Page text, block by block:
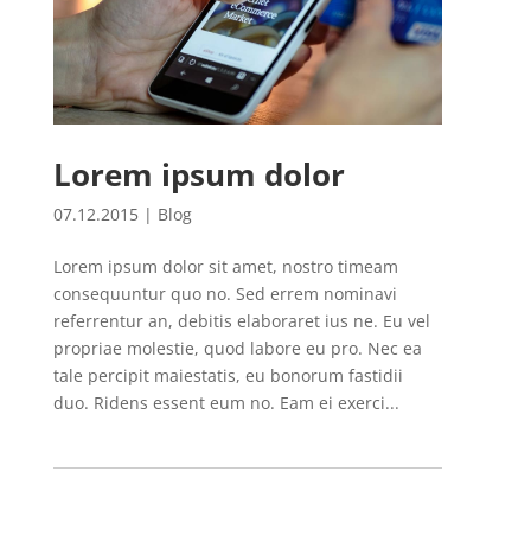
Lorem ipsum dolor
07.12.2015| Blog
Lorem ipsum dolor sit amet, nostro timeam
consequuntur quo no. Sed errem nominavi
referrentur an, debitis elaboraret ius ne. Eu vel
propriae molestie, quod labore eu pro. Nec ea
tale percipit maiestatis, eu bonorum fastidii
duo. Ridens essent eum no. Eam ei exerci...